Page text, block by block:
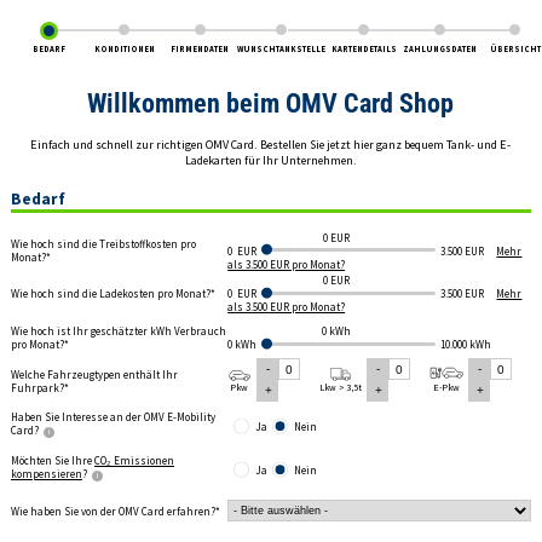
BEDARF KONDITIONEN FIRMENDATEN WUNSCHTANKSTELLE KARTENDETAILS ZAHLUNGSDATEN ÜBERSICHT
Willkommen beim OMV Card Shop
Einfach und schnell zur richtigen OMV Card. Bestellen Sie jetzt hier ganz bequem Tank- und E-
Ladekarten für Ihr Unternehmen.
Bedarf
Wie hoch sind die Treibstoffkosten pro
Monat?
0 EUR
0 EUR
3.500 EUR
Mehr
als 3.500 EUR pro Monat?
Wie hoch sind die Ladekosten pro Monat?
0 EUR
0 EUR
3.500 EUR
Mehr
als 3.500 EUR pro Monat?
Wie hoch ist Ihr geschätzter kWh Verbrauch
pro Monat?
0 kWh
0 kWh
10.000 kWh
Welche Fahrzeugtypen enthält Ihr
Fuhrpark?*
Pkw Lkw > 3,5t E-Pkw
Haben Sie Interesse an der OMV E-Mobility
Card?
Ja Nein
Möchten Sie IhreCO₂ Emissionen
kompensieren? Ja Nein
Wie haben Sie von der OMV Card erfahren?